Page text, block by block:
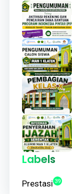
Labels
Prestasi 39